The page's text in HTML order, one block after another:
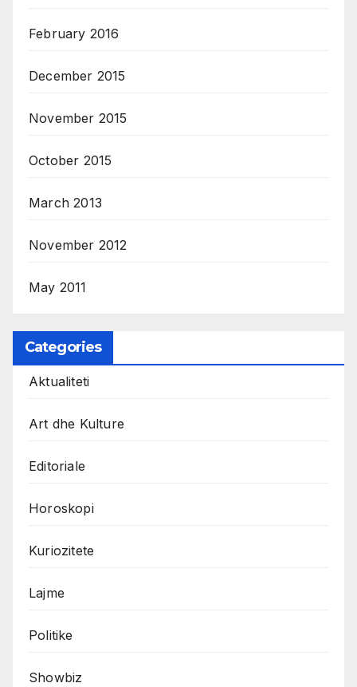
February 2016
December 2015
November 2015
October 2015
March 2013
November 2012
May 2011
Categories
Aktualiteti
Art dhe Kulture
Editoriale
Horoskopi
Kuriozitete
Lajme
Politike
Showbiz